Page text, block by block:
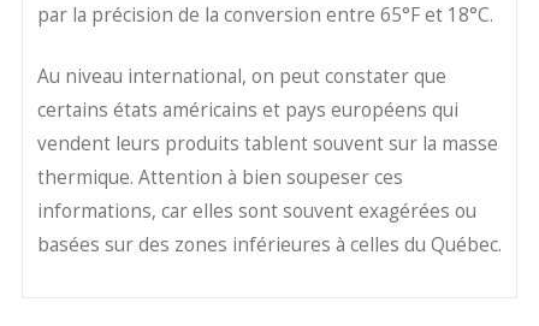
par la précision de la conversion entre 65°F et 18°C.
Au niveau international, on peut constater que
certains états américains et pays européens qui
vendent leurs produits tablent souvent sur la masse
thermique. Attention à bien soupeser ces
informations, car elles sont souvent exagérées ou
basées sur des zones inférieures à celles du Québec.